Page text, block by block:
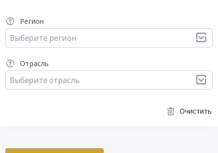
Регион
Выберите регион
Отрасль
Выберите отрасль
Очистить